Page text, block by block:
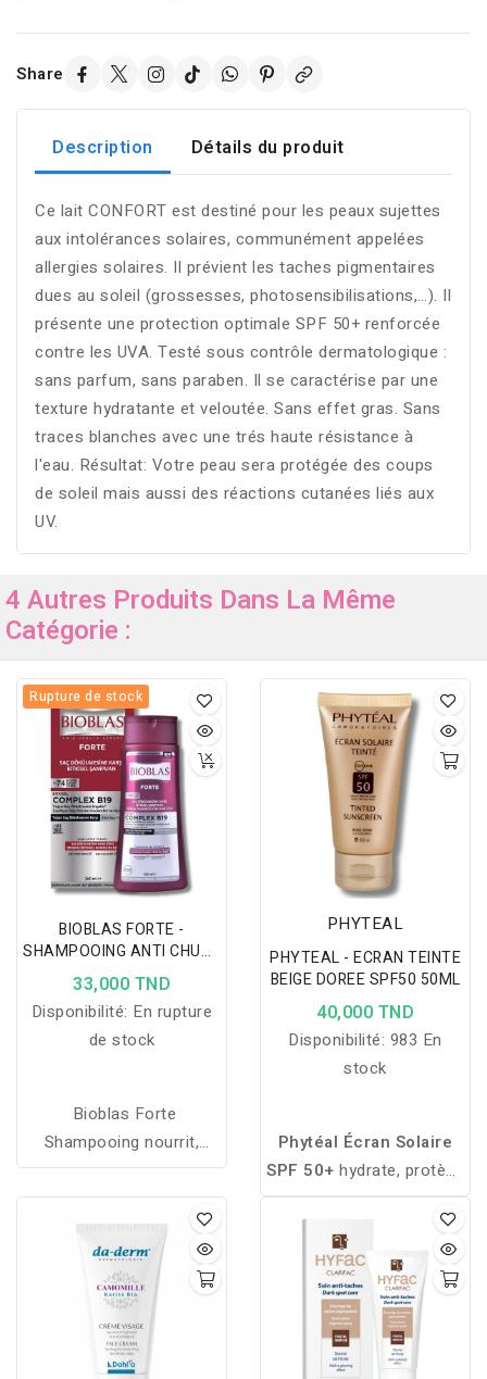
Share
Description Détails du produit
Ce lait CONFORT est destiné pour les peaux sujettes
aux intolérances solaires, communément appelées
allergies solaires. Il prévient les taches pigmentaires
dues au soleil (grossesses, photosensibilisations,…). Il
présente une protection optimale SPF 50+ renforcée
contre les UVA. Testé sous contrôle dermatologique :
sans parfum, sans paraben. Il se caractérise par une
texture hydratante et veloutée. Sans effet gras. Sans
traces blanches avec une trés haute résistance à
l'eau. Résultat: Votre peau sera protégée des coups
de soleil mais aussi des réactions cutanées liés aux
UV.
4 Autres Produits Dans La Même
Catégorie :
Rupture de stock
BIOBLAS FORTE -
SHAMPOOING ANTI CHUTE
INTENSIVE COMPLEX B19
360ML
33,000 TND
Disponibilité: En rupture
de stock
Bioblas Forte
Shampooing nourrit,
renforce et stimule la
croissance des cheveux
tout en luttant
efficacement contre la
chute intense.
PHYTEAL
PHYTEAL - ECRAN TEINTE
BEIGE DOREE SPF50 50ML
40,000 TND
Disponibilité: 983 En
stock
Phytéal Écran Solaire
SPF 50+ hydrate, protège
efficacement les peaux
sèches et unifie le teint
grâce à sa teinte dorée et
sa formule enrichie en
Phytovera GRT.